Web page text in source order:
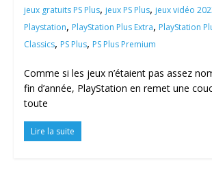
jeux gratuits PS Plus, jeux PS Plus, jeux vidéo
Playstation, PlayStation Plus Extra, PlayStation
Classics, PS Plus, PS Plus Premium
Comme si les jeux n’étaient pas assez
fin d’année, PlayStation en remet une
toute
Lire la suite